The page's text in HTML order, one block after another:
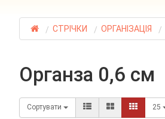
СТРІЧКИ ОРГАНІЗАЦІЯ
органза 0,6 см
Сортувати 25